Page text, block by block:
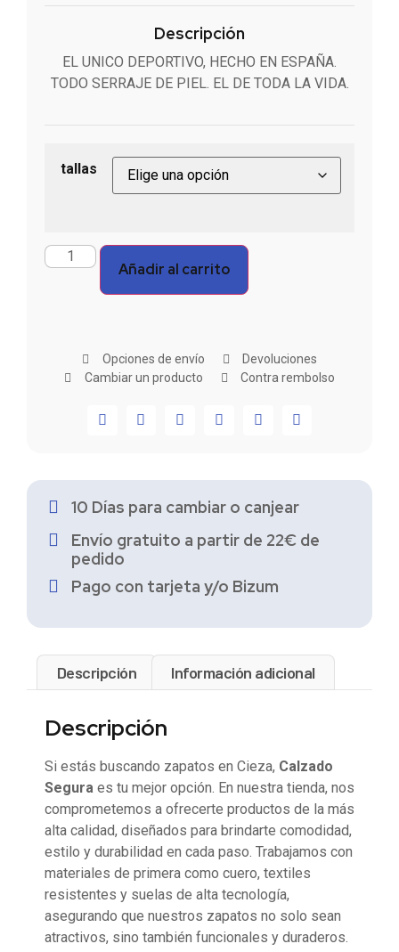
Descripción
EL UNICO DEPORTIVO, HECHO EN ESPAÑA.
TODO SERRAJE DE PIEL. EL DE TODA LA VIDA.
tallas
Añadir al carrito
Opciones de envío
Devoluciones
Cambiar un producto
Contra rembolso
10 Días para cambiar o canjear
Envío gratuito a partir de 22€ de
pedido
Pago con tarjeta y/o Bizum
Descripción Información adicional
Descripción
Si estás buscando zapatos en Cieza, Calzado
Segura es tu mejor opción. En nuestra tienda, nos
comprometemos a ofrecerte productos de la más
alta calidad, diseñados para brindarte comodidad,
estilo y durabilidad en cada paso. Trabajamos con
materiales de primera como cuero, textiles
resistentes y suelas de alta tecnología,
asegurando que nuestros zapatos no solo sean
atractivos, sino también funcionales y duraderos.